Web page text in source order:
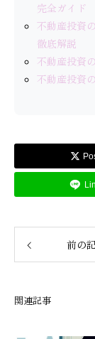
完全ガイド
不動産投資
徹底解説
不動産投資
不動産投資
前の
関連記事